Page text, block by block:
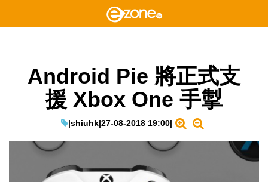
Android Pie 將正式支
援 Xbox One 手掣
|shiuhk|27-08-2018 19:00|